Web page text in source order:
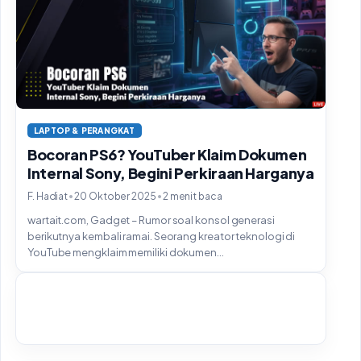
LAPTOP & PERANGKAT
Bocoran PS6? YouTuber Klaim Dokumen
Internal Sony, Begini Perkiraan Harganya
F. Hadiat•20 Oktober 2025 •2 menit baca
wartait.com, Gadget – Rumor soal konsol generasi
berikutnya kembali ramai. Seorang kreator teknologi di
YouTube mengklaim memiliki dokumen...